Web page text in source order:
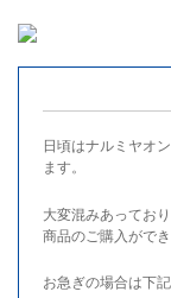
日頃はナルミヤオ
ます。
大変混みあってお
商品のご購入ができ
お急ぎの場合は下